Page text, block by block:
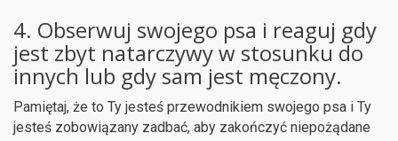
4. Obserwuj swojego psa i reaguj gdy
jest zbyt natarczywy w stosunku do
innych lub gdy sam jest męczony.
Pamiętaj, że to Ty jesteś przewodnikiem swojego psa i Ty
jesteś zobowiązany zadbać, aby zakończyć niepożądane